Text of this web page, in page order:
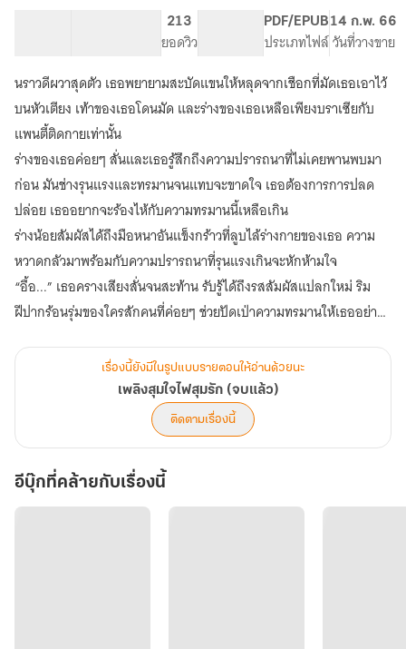
รัก
(จบ
แล้ว)
213
ยอดวิว
PDF/EPUB
ประเภทไฟล์
14 ก.พ. 66
วันที่วางขาย
นราวดีผวาสุดตัว เธอพยายามสะบัดแขนให้หลุดจากเชือกที่มัดเธอเอาไว้
บนหัวเตียง เท้าของเธอโดนมัด และร่างของเธอเหลือเพียงบราเซียกับ
แพนตี้ติดกายเท่านั้น
ร่างของเธอค่อยๆ สั่นและเธอรู้สึกถึงความปรารถนาที่ไม่เคยพานพบมา
ก่อน มันช่างรุนแรงและทรมานจนแทบจะขาดใจ เธอต้องการการปลด
ปล่อย เธออยากจะร้องไห้กับความทรมานนี้เหลือเกิน
ร่างน้อยสัมผัสได้ถึงมือหนาอันแข็งกร้าวที่ลูบไล้ร่างกายของเธอ ความ
หวาดกลัวมาพร้อมกับความปรารถนาที่รุนแรงเกินจะหักห้ามใจ
“อื้อ...” เธอครางเสียงสั่นจนสะท้าน รับรู้ได้ถึงรสสัมผัสแปลกใหม่ ริม
ฝีปากร้อนรุ่มของใครสักคนที่ค่อยๆ ช่วยปัดเป่าความทรมานให้เธออย่าง
ด้วยริมฝีปากร้อนๆ เสียงลมหายใจของเขาร้อนแรง เขากัดยอดถันของ
เธอจนเจ็บแปลบ เธอดิ้นเร่าๆ ถูกตามติดบดเบียดเรือนกายเข้ามาหา ใน
ขณะที่มือของเธอถูกปลดปล่อยจากพันธนาการเป็นที่เรียบร้อยแล้ว
เรื่องนี้ยังมีในรูปแบบรายตอนให้อ่านด้วยนะ
เพลิงสุมใจไฟสุมรัก (จบแล้ว)
ติดตามเรื่องนี้
อีบุ๊กที่คล้ายกับเรื่องนี้